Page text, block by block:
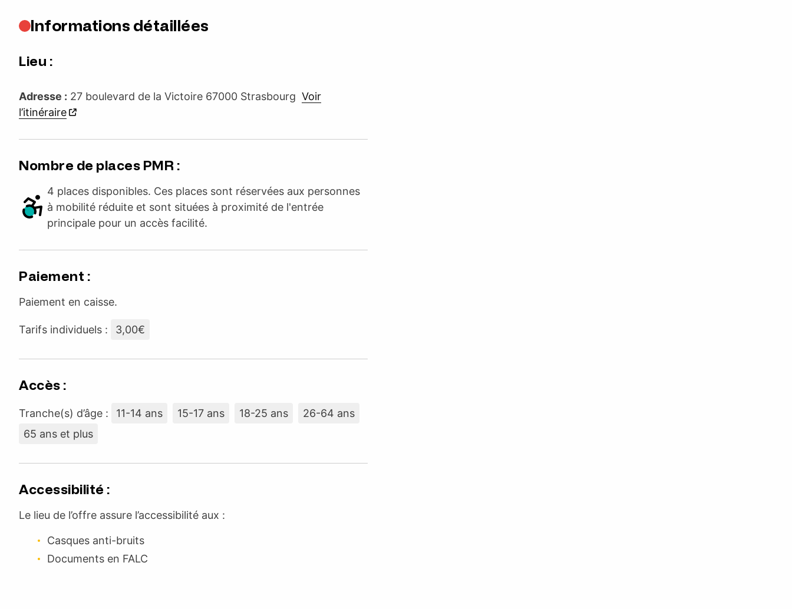
Informations détaillées
Lieu :
Adresse : 27 boulevard de la Victoire 67000 Strasbourg Voir
l’itinéraire
Nombre de places PMR :
4 places disponibles. Ces places sont réservées aux personnes
à mobilité réduite et sont situées à proximité de l'entrée
principale pour un accès facilité.
Paiement :
Paiement en caisse.
Tarifs individuels : 3,00€
Accès :
Tranche(s) d’âge : 11-14 ans 15-17 ans 18-25 ans
26-64 ans
65 ans et plus
Accessibilité :
Le lieu de l’offre assure l’accessibilité aux :
Casques anti-bruits
Documents en FALC